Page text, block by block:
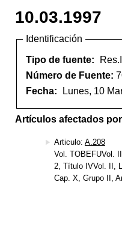
10.03.1997
Identificación
Tipo de fuente:
Número de Fuente:
Fecha:
Lunes, 10
Artículos afectados
Articulo: A.208
Vol. TOBEFUVol.
2, Título IVVol. II,
Cap. X, Grupo II,